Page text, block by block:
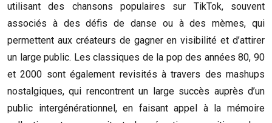
utilisant des chansons populaires sur TikTok, souvent
associés à des défis de danse ou à des mèmes, qui
permettent aux créateurs de gagner en visibilité et d’attirer
un large public. Les classiques de la pop des années 80, 90
et 2000 sont également revisités à travers des mashups
nostalgiques, qui rencontrent un large succès auprès d’un
public intergénérationnel, en faisant appel à la mémoire